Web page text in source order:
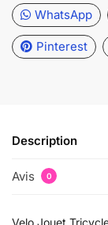
WhatsApp
Pinterest
Description
Avis 0